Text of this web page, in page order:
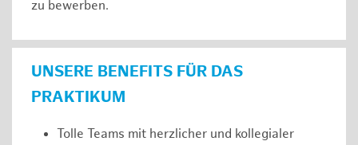
zu bewerben.
UNSERE BENEFITS FÜR DAS
PRAKTIKUM
Tolle Teams mit herzlicher und kollegialer